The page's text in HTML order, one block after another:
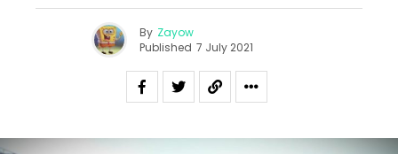
By Zayow
Published 7 July 2021